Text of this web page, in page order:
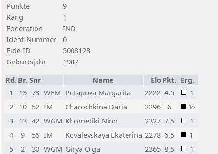
Punkte
9
Rang
1
Föderation
IND
Ident-Nummer
0
Fide-ID
5008123
Geburtsjahr
1987
Rd. Br.Snr Name Elo Pkt. Erg.
1
13 73 WFM Potapova Margarita 2222 4,5
1
2
10 52 IM Charochkina Daria 2296 6
½
3
13 42 WGM Khomeriki Nino 2327 7,5
1
4
9 56 IM Kovalevskaya Ekaterina 2278 6,5
1
5
2 30 WGM Girya Olga 2365 8,5
1